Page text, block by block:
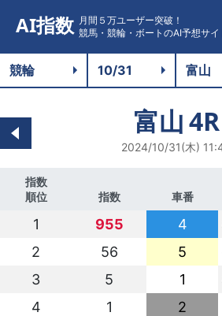
AI指数 月間５万ユーザー突破！
競馬・競輪・ボートのAI予想サイ
富山4R
2024/10/31(木)
指数
順位
指数 車番
1 955 4
2
56 5
3
5 1
4
1 2